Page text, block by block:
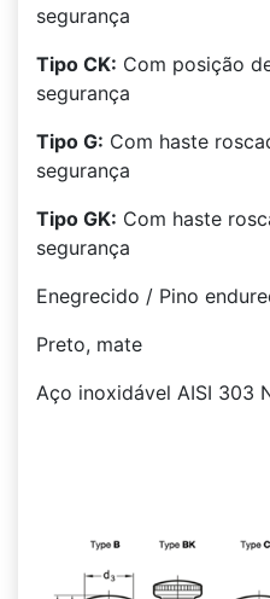
segurança
Tipo CK: Com posição
segurança
Tipo G: Com haste
segurança
Tipo GK: Com haste
segurança
Enegrecido / Pino
Preto, mate
Aço inoxidável AISI 303